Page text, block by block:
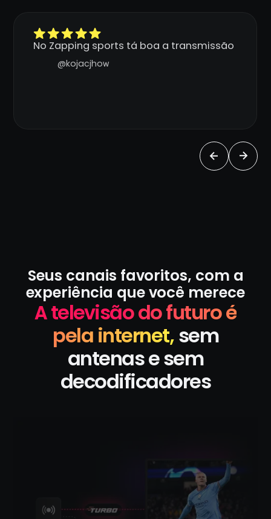
No Zapping sports tá boa a transmissão
@kojacjhow
Seus canais favoritos, com a
experiência que você merece
A televisão do futuro é
pela internet,sem
antenas e sem
decodificadores